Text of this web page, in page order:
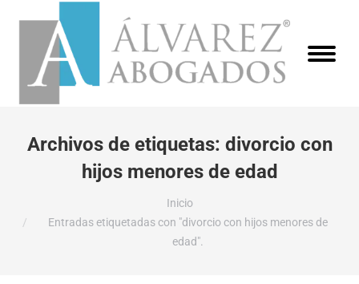
Archivos de etiquetas: divorcio con
hijos menores de edad
Inicio
Entradas etiquetadas con "divorcio con hijos menores de
edad".